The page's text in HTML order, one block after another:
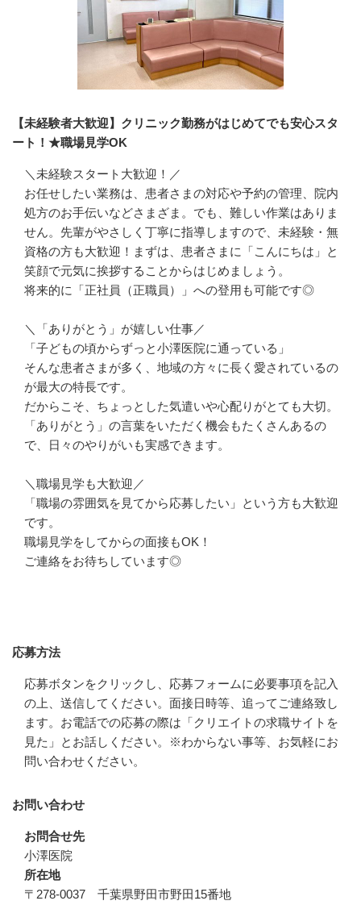
【未経験者大歓迎】クリニック勤務がはじめてでも安心スタ
ート！★職場見学OK
＼未経験スタート大歓迎！／
お任せしたい業務は、患者さまの対応や予約の管理、院内
処方のお手伝いなどさまざま。でも、難しい作業はありま
せん。先輩がやさしく丁寧に指導しますので、未経験・無
資格の方も大歓迎！まずは、患者さまに「こんにちは」と
笑顔で元気に挨拶することからはじめましょう。
将来的に「正社員（正職員）」への登用も可能です◎
＼「ありがとう」が嬉しい仕事／
「子どもの頃からずっと小澤医院に通っている」
そんな患者さまが多く、地域の方々に長く愛されているの
が最大の特長です。
だからこそ、ちょっとした気遣いや心配りがとても大切。
「ありがとう」の言葉をいただく機会もたくさんあるの
で、日々のやりがいも実感できます。
＼職場見学も大歓迎／
「職場の雰囲気を見てから応募したい」という方も大歓迎
です。
職場見学をしてからの面接もOK！
ご連絡をお待ちしています◎
応募方法
応募ボタンをクリックし、応募フォームに必要事項を記入
の上、送信してください。面接日時等、追ってご連絡致し
ます。お電話での応募の際は「クリエイトの求職サイトを
見た」とお話しください。※わからない事等、お気軽にお
問い合わせください。
お問い合わせ
お問合せ先
小澤医院
所在地
〒278-0037 千葉県野田市野田15番地